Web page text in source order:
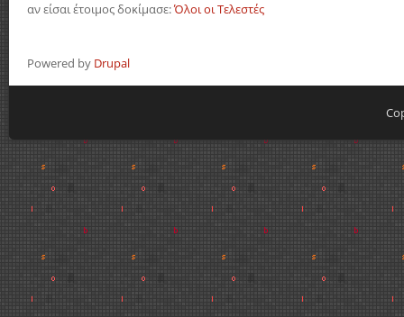
αν είσαι έτοιμος δοκίμασε:Όλοι οι Τελεστές
Powered by Drupal